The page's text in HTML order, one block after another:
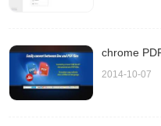
chrome
2014-10-07